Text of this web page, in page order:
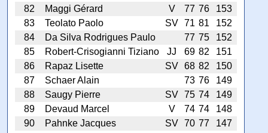
82
Maggi Gérard V 77 76
153
83
Teolato Paolo SV 71 81
152
84
Da Silva Rodrigues Paulo 77 75
152
85
Robert-Crisogianni Tiziano JJ 69 82
151
86
Rapaz Lisette SV 68 82
150
87
Schaer Alain 73 76
149
88
Saugy Pierre SV 75 74
149
89
Devaud Marcel V 74 74
148
90
Pahnke Jacques SV 70 77
147